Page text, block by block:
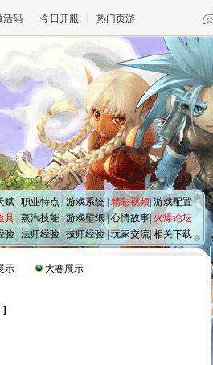
活码 今日开服 热门页游
魔兽 DNF
天堂 剑网3旗舰版
王权与自由 诛仙世界
赋 职业特点|游戏系统|精彩视频|游戏配置
具 蒸汽技能|游戏壁纸|心情故事| 火爆论坛
验| 法师经验| 技师经验|玩家交流 相关下载
示
大赛展示
]